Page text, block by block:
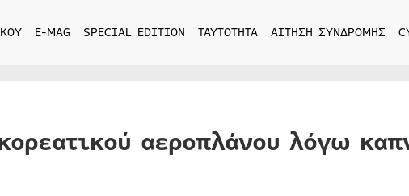
E-MAG SPECIAL EDITION ΤΑΥΤΟΤΗΤΑ ΑΙΤΗΣΗ ΣΥΝΔΡΟΜΗΣ
αεροπλάνου λόγω